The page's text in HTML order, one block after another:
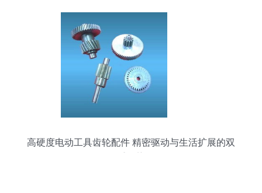
高硬度电动工具齿轮配件 精密驱动与生活扩展的双